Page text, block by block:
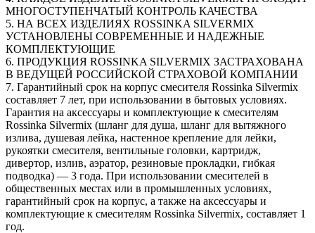
МНОГОСТУПЕНЧАТЫЙ КОНТРОЛЬ КАЧЕСТВА
5. НА ВСЕХ ИЗДЕЛИЯХ ROSSINKA SILVERMIX
УСТАНОВЛЕНЫ СОВРЕМЕННЫЕ И НАДЕЖНЫЕ
КОМПЛЕКТУЮЩИЕ
6. ПРОДУКЦИЯ ROSSINKA SILVERMIX ЗАСТРАХОВАНА
В ВЕДУЩЕЙ РОССИЙСКОЙ СТРАХОВОЙ КОМПАНИИ
7. Гарантийный срок на корпус смесителя Rossinka Silvermix
составляет 7 лет, при использовании в бытовых условиях.
Гарантия на аксессуары и комплектующие к смесителям
Rossinka Silvermix (шланг для душа, шланг для вытяжного
излива, душевая лейка, настенное крепление для лейки,
рукоятки смесителя, вентильные головки, картридж,
дивертор, излив, аэратор, резиновые прокладки, гибкая
подводка) — 3 года. При использовании смесителей в
общественных местах или в промышленных условиях,
гарантийный срок на корпус, а также на аксессуары и
комплектующие к смесителям Rossinka Silvermix, составляет 1
год.